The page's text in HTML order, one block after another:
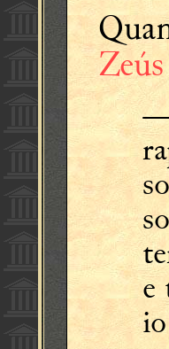
—
e